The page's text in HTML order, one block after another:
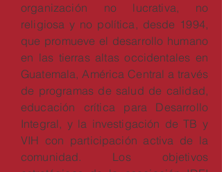
organización no lucrativa, no
religiosa y no política, desde 1994,
que promueve el desarrollo humano
en las tierras altas occidentales en
Guatemala, América Central a través
de programas de salud de calidad,
educación crítica para Desarrollo
Integral, y la investigación de TB y
VIH con participación activa de la
comunidad. Los objetivos